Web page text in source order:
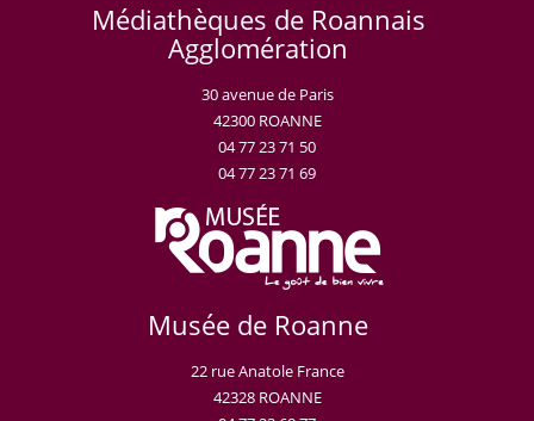
Médiathèques de Roannais
Agglomération
30 avenue de Paris
42300 ROANNE
04 77 23 71 50
04 77 23 71 69
Musée de Roanne
22 rue Anatole France
42328 ROANNE